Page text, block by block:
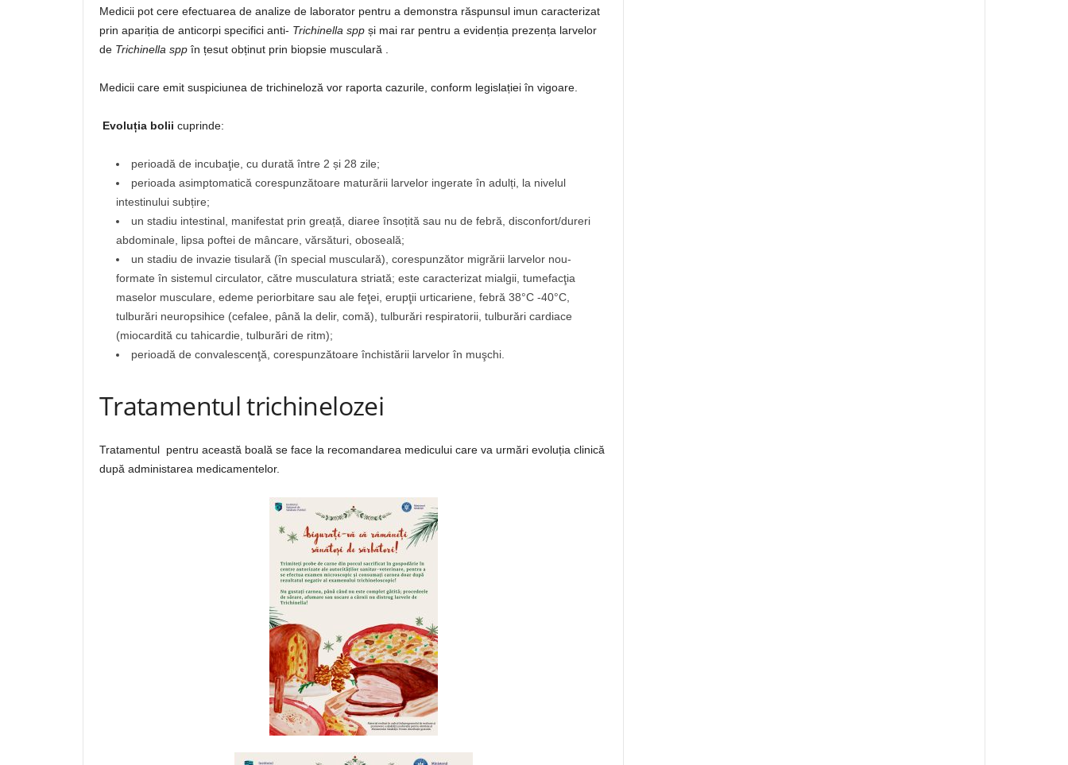
Medicii pot cere efectuarea de analize de laborator pentru a demonstra răspunsul imun caracterizat
prin apariția de anticorpi specifici anti- Trichinella spp și mai rar pentru a evidenția prezența larvelor
de Trichinella spp în țesut obținut prin biopsie musculară .
Medicii care emit suspiciunea de trichineloză vor raporta cazurile, conform legislației în vigoare.
Evoluția bolii cuprinde:
perioadă de incubaţie, cu durată între 2 și 28 zile;
perioada asimptomatică corespunzătoare maturării larvelor ingerate în adulți, la nivelul
intestinului subțire;
un stadiu intestinal, manifestat prin greață, diaree însoțită sau nu de febră, disconfort/dureri
abdominale, lipsa poftei de mâncare, vărsături, oboseală;
un stadiu de invazie tisulară (în special musculară), corespunzător migrării larvelor nou-
formate în sistemul circulator, către musculatura striată; este caracterizat mialgii, tumefacţia
maselor musculare, edeme periorbitare sau ale feţei, erupţii urticariene, febră 38°C -40°C,
tulburări neuropsihice (cefalee, până la delir, comă), tulburări respiratorii, tulburări cardiace
(miocardită cu tahicardie, tulburări de ritm);
perioadă de convalescenţă, corespunzătoare închistării larvelor în muşchi.
Tratamentul trichinelozei
Tratamentul pentru această boală se face la recomandarea medicului care va urmări evoluția clinică
după administarea medicamentelor.